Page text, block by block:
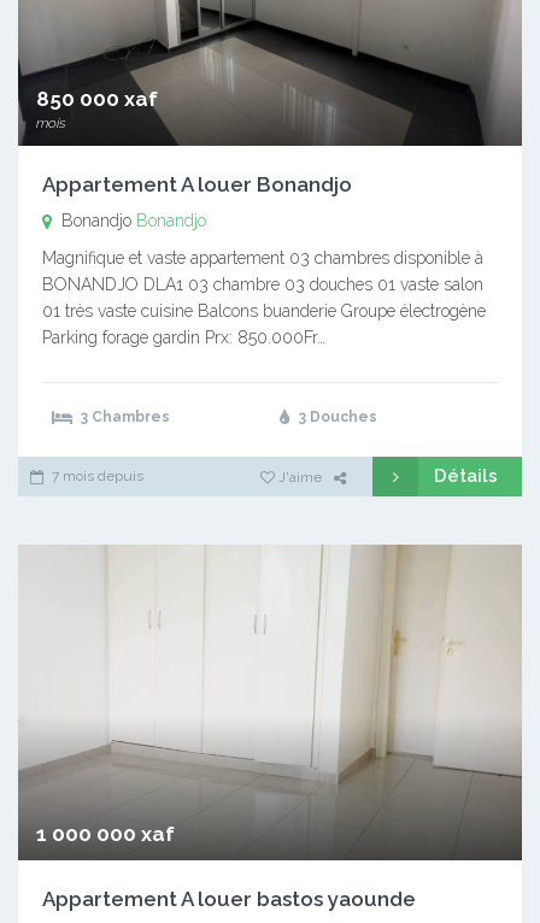
850 000 xaf
mois
Appartement A louer Bonandjo
Bonandjo Bonandjo
Magnifique et vaste appartement 03 chambres disponible à
BONANDJO DLA1 03 chambre 03 douches 01 vaste salon
01 très vaste cuisine Balcons buanderie Groupe électrogène
Parking forage gardin Prx: 850.000Fr…
3 Chambres 3 Douches
7 mois depuis J'aime Détails
1 000 000 xaf
Appartement A louer bastos yaounde